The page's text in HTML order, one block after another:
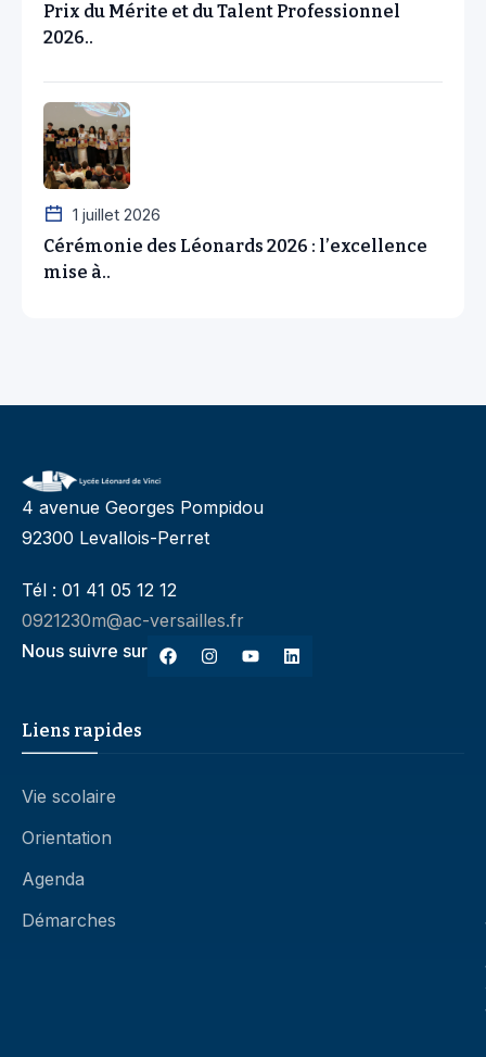
Prix du Mérite et du Talent Professionnel
2026..
1 juillet 2026
Cérémonie des Léonards 2026 : l’excellence
mise à..
4 avenue Georges Pompidou
92300 Levallois-Perret
Tél : 01 41 05 12 12
0921230m@ac-versailles.fr
Nous suivre sur
Liens rapides
Vie scolaire
Orientation
Agenda
Démarches